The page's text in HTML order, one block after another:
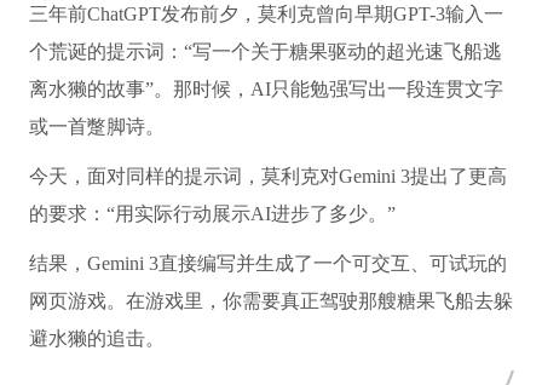
三年前ChatGPT发布前夕，莫利克曾向早期GPT-3输入一
个荒诞的提示词：“写一个关于糖果驱动的超光速飞船逃
离水獭的故事”。那时候，AI只能勉强写出一段连贯文字
或一首蹩脚诗。
今天，面对同样的提示词，莫利克对Gemini 3提出了更高
的要求：“用实际行动展示AI进步了多少。”
结果，Gemini 3直接编写并生成了一个可交互、可试玩的
网页游戏。在游戏里，你需要真正驾驶那艘糖果飞船去躲
避水獭的追击。